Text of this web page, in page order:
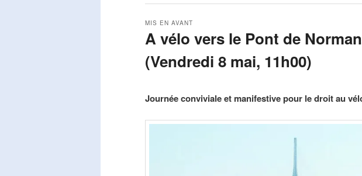
A vélo vers le Pont de
(Vendredi 8 mai, 11h00)
MIS EN AVANT
Journée conviviale et manifestive pour le droit au